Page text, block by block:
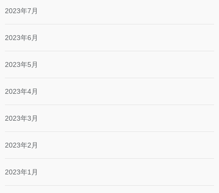
2023年7月
2023年6月
2023年5月
2023年4月
2023年3月
2023年2月
2023年1月